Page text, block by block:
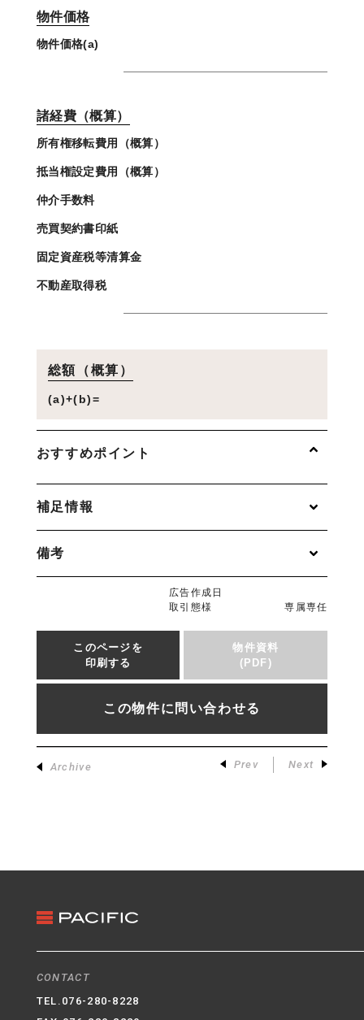
物件価格
物件価格(a)
諸経費（概算）
所有権移転費用（概算）
抵当権設定費用（概算）
仲介手数料
売買契約書印紙
固定資産税等清算金
不動産取得税
総額（概算）
(a)+(b)=
おすすめポイント
補足情報
備考
広告作成日
取引態様
専属専任
このページを
印刷する
物件資料
(PDF)
この物件に問い合わせる
Archive Prev Next
CONTACT
TEL. 076-280-8228